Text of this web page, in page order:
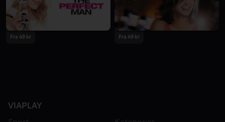
Fra 49 kr Fra 49 kr
VIAPLAY